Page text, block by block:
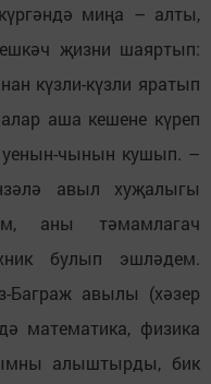
миңа – алты,
җизни шаяртып:
күзли-күзли яратып
аша кешене күреп
уенын-чынын кушып. –
авыл хуҗалыгы
аны тәмамлагач
булып эшләдем.
авылы (хәзер
математика, физика
алыштырды, бик